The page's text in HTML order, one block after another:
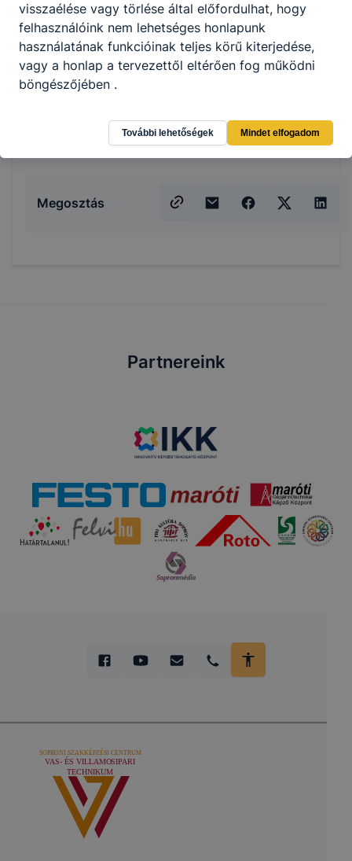
ISKOLASPECIFIKUS INFORMÁCIÓK A KÉPZÉSHEZ
2 éves, közismeret nélküli szakképzés. A belépés
feltétele 10. osztály elvégzése és az egészségügyi
alkalmasság. A bementi kompetenciák és az
(beszámítással) egy év alatt is elvégezni a
Megosztás
Partnereink
visszaélése vagy törlése által előfordulhat, hogy
felhasználóink ​​nem lehetséges honlapunk
használatának funkcióinak teljes körű kiterjedése,
vagy a honlap a tervezettől eltérően fog működni
böngészőjében .
További lehetőségek Mindet elfogadom